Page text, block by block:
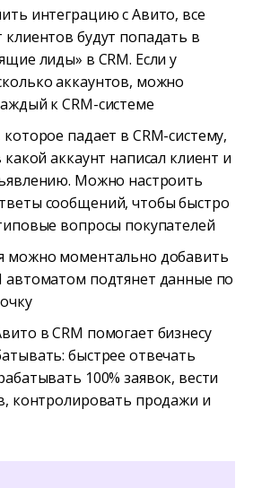
интеграцию с Авито, все
будут попадать в
лиды» в CRM. Если у
аккаунтов, можно
к CRM-системе
падает в CRM-систему,
аккаунт написал клиент и
Можно настроить
сообщений, чтобы быстро
вопросы покупателей
можно моментально добавить
автоматом подтянет данные по
в CRM помогает бизнесу
быстрее отвечать
100% заявок, вести
контролировать продажи и